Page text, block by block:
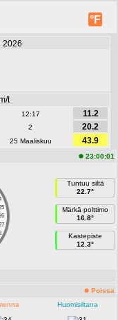
°F
2026
t
12:17
11.2
2
20.2
25 Maaliskuu
43.9
23:00:01
Tuntuu siltä
22.7°
Märkä polttimo
16.8°
Kastepiste
12.3°
Poissa
Huomisiltana